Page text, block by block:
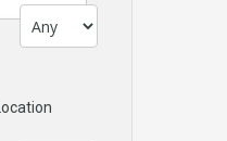
Location